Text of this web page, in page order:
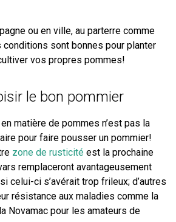
ou en ville, au parterre comme
conditions sont bonnes pour planter
vos propres pommes!
le bon pommier
matière de pommes n’est pas la
pour faire pousser un pommier!
zone de rusticité est la prochaine
remplaceront avantageusement
celui-ci s’avérait trop frileux; d’autres
résistance aux maladies comme la
Novamac pour les amateurs de